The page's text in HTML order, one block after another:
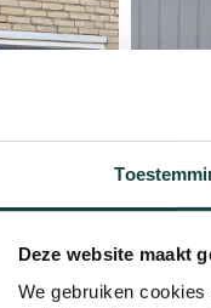
Deze website maakt
We gebruiken